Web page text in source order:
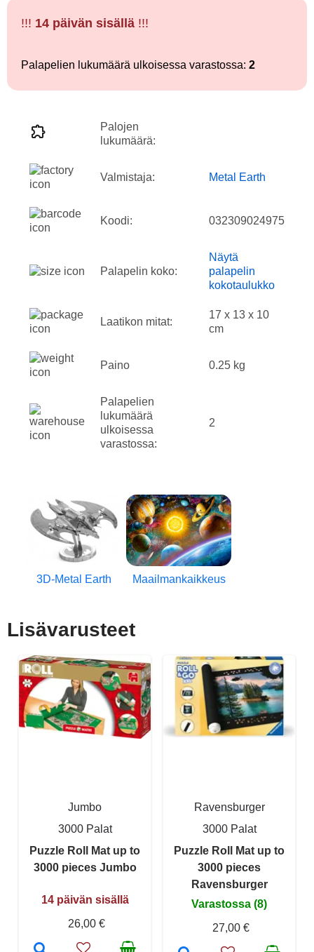
!!! 14 päivän sisällä !!!
Palapelien lukumäärä ulkoisessa varastossa: 2
Palojen
lukumäärä:
Valmistaja: Metal Earth
Koodi: 032309024975
Palapelin koko:
Näytä
palapelin
kokotaulukko
Laatikon mitat:
17 x 13 x 10
cm
Paino 0.25 kg
Palapelien
lukumäärä
ulkoisessa
varastossa:
2
3D-Metal Earth Maailmankaikkeus
Lisävarusteet
Jumbo
3000 Palat
Puzzle Roll Mat up to
3000 pieces Jumbo
14 päivän sisällä
26,00 €
Ravensburger
3000 Palat
Puzzle Roll Mat up to
3000 pieces
Ravensburger
Varastossa (8)
27,00 €